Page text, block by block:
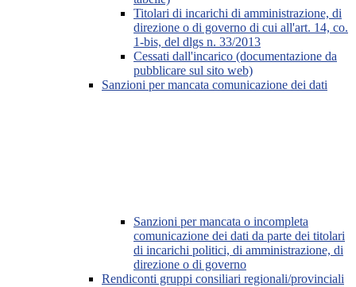
Titolari di incarichi di amministrazione, di
direzione o di governo di cui all'art. 14, co.
1-bis, del dlgs n. 33/2013
Cessati dall'incarico (documentazione da
pubblicare sul sito web)
Sanzioni per mancata comunicazione dei dati
Sanzioni per mancata o incompleta
comunicazione dei dati da parte dei titolari
di incarichi politici, di amministrazione, di
direzione o di governo
Rendiconti gruppi consiliari regionali/provinciali